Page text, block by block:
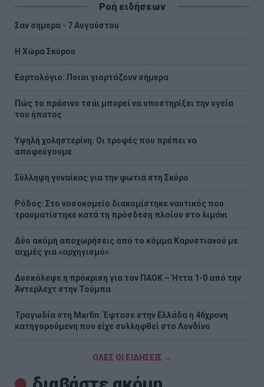
Ροή ειδήσεων
Σαν σήμερα - 7 Αυγούστου
Η Χώρα Σκύρου
Εορτολόγιο: Ποιοι γιορτάζουν σήμερα
Πώς το πράσινο τσάι μπορεί να υποστηρίξει την υγεία
του ήπατος
Υψηλή χοληστερίνη: Οι τροφές που πρέπει να
αποφεύγουμε
Σύλληψη γυναίκας για την φωτιά στη Σκύρο
Ρόδος: Στο νοσοκομείο διακομίστηκε ναυτικός που
τραυματίστηκε κατά τη πρόσδεση πλοίου στο λιμάνι
Δύο ακόμη αποχωρήσεις από το κόμμα Καρυστιανού με
αιχμές για «αρχηγισμό»
Δυσκόλεψε η πρόκριση για τον ΠΑΟΚ – Ήττα 1-0 από την
Άντερλεχτ στην Τούμπα
Τραγωδία στη Marfin: Έφτασε στην Ελλάδα η 46χρονη
κατηγορούμενη που είχε συλληφθεί στο Λονδίνο
ΟΛΕΣ ΟΙ ΕΙΔΗΣΕΙΣ →